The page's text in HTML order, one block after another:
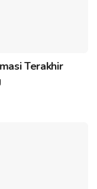
Terakhir